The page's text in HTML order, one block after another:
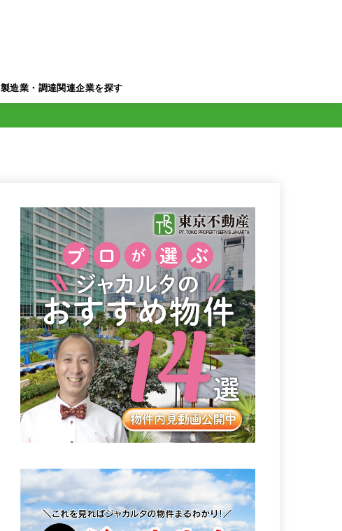
製造業・調達関連企業を探す